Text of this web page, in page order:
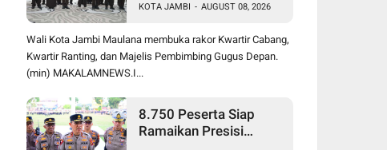
Prestasi SPMB, Kemas
Faried Targetkan 1.000
Pramuka Garuda
KOTA JAMBI - AUGUST 08, 2026
Wali Kota Jambi Maulana membuka rakor Kwartir Cabang,
Kwartir Ranting, dan Majelis Pembimbing Gugus Depan.
(min) MAKALAMNEWS.I...
8.750 Peserta Siap
Ramaikan Presisi